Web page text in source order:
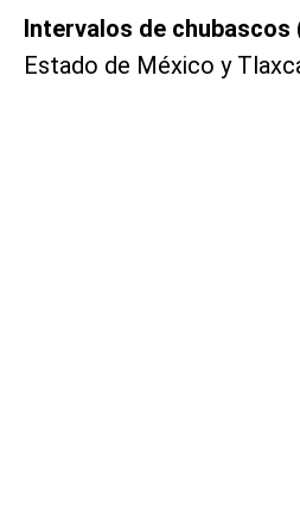
Intervalos de chubascos
Estado de México y